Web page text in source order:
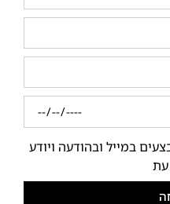
במייל ובהודעה ויודע
עת